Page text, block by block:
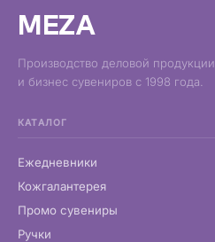
MEZA
Производство деловой продукции
и бизнес сувениров с 1998 года.
КАТАЛОГ
Ежедневники
Кожгалантерея
Промо сувениры
Ручки